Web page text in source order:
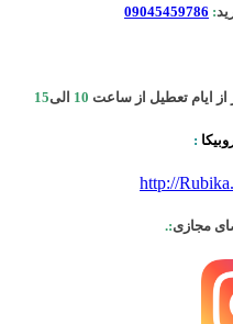
:
09045459786
از ایام تعطیل از ساعت 10 الی15
:
http://
مجازی:.